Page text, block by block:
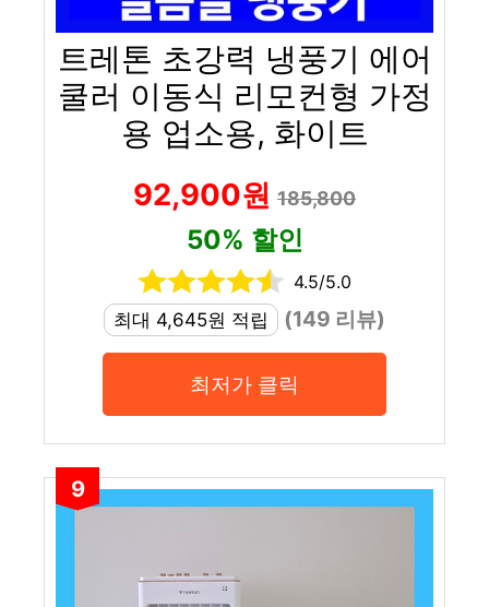
트레톤 초강력 냉풍기 에어
쿨러 이동식 리모컨형 가정
용 업소용, 화이트
92,900원 185,800
50% 할인
4.5/5.0
최대 4,645원 적립
(149 리뷰)
최저가 클릭
9